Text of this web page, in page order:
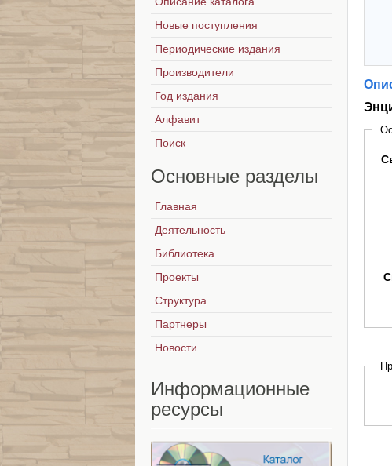
Новые поступления
Периодические издания
Производители
Год издания
Алфавит
Поиск
Основные разделы
Главная
Деятельность
Библиотека
Проекты
Структура
Партнеры
Новости
Информационные
ресурсы